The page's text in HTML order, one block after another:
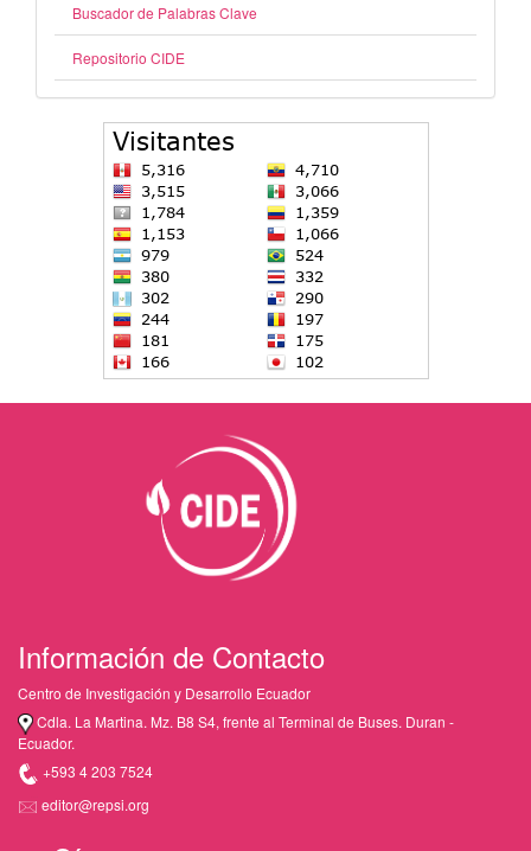
Buscador de Palabras Clave
Repositorio CIDE
Información de Contacto
Centro de Investigación y Desarrollo Ecuador
Cdla. La Martina. Mz. B8 S4, frente al Terminal de Buses. Duran -
Ecuador.
+593 4 203 7524
editor@repsi.org